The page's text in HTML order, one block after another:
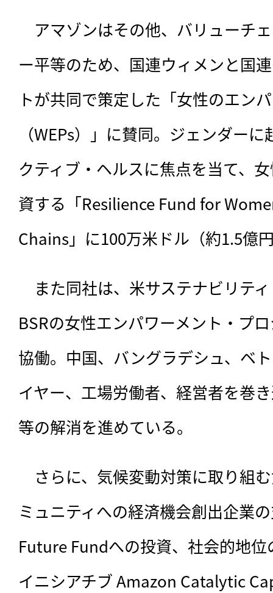
アマゾンはその他、バリューチ
ー平等のため、国連ウィメンと国
トが共同で策定した「女性のエン
（WEPs）」に賛同。ジェンダー
クティブ・ヘルスに焦点を当て、
資する「Resilience Fund for
Chains」に100万米ドル（約1.5億
また同社は、米サステナビリテ
BSRの女性エンパワーメント・プ
協働。中国、バングラデシュ、ベ
イヤー、工場労働者、経営者を巻
等の解消を進めている。
さらに、気候変動対策に取り組
ミュニティへの経済機会創出企業
Future Fundへの投資、社会的地
イニシアチブ Amazon Catalytic